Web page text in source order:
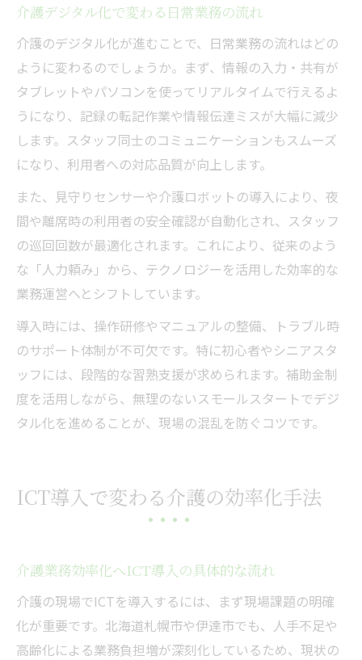
介護デジタル化で変わる日常業務の流れ
介護のデジタル化が進むことで、日常業務の流れはどの
ように変わるのでしょうか。まず、情報の入力・共有が
タブレットやパソコンを使ってリアルタイムで行えるよ
うになり、記録の転記作業や情報伝達ミスが大幅に減少
します。スタッフ同士のコミュニケーションもスムーズ
になり、利用者への対応品質が向上します。
また、見守りセンサーや介護ロボットの導入により、夜
間や離席時の利用者の安全確認が自動化され、スタッフ
の巡回回数が最適化されます。これにより、従来のよう
な「人力頼み」から、テクノロジーを活用した効率的な
業務運営へとシフトしています。
導入時には、操作研修やマニュアルの整備、トラブル時
のサポート体制が不可欠です。特に初心者やシニアスタ
ッフには、段階的な習熟支援が求められます。補助金制
度を活用しながら、無理のないスモールスタートでデジ
タル化を進めることが、現場の混乱を防ぐコツです。
ICT導入で変わる介護の効率化手法
介護業務効率化へICT導入の具体的な流れ
介護の現場でICTを導入するには、まず現場課題の明確
化が重要です。北海道札幌市や伊達市でも、人手不足や
高齢化による業務負担増が深刻化しているため、現状の